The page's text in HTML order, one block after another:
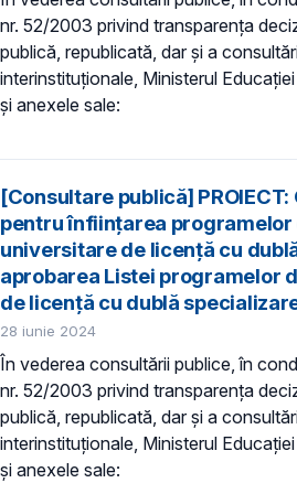
nr. 52/2003 privind transparenţa
publică, republicată, dar și a
interinstituționale, Ministerul
și anexele sale:
[Consultare publică] PROIECT:
pentru înființarea programelor
universitare de licență cu
aprobarea Listei programelor
de licență cu dublă
28 iunie 2024
În vederea consultării publice, în
nr. 52/2003 privind transparenţa
publică, republicată, dar și a
interinstituționale, Ministerul
și anexele sale: